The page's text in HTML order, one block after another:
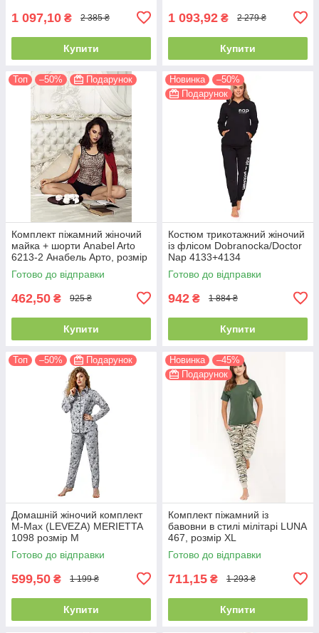
1 097,10 ₴ 2 385 ₴
Купити
1 093,92 ₴ 2 279 ₴
Купити
Топ –50% Подарунок
Комплект піжамний жіночий
майка + шорти Anabel Arto
6213-2 Анабель Арто, розмір
42
Готово до відправки
462,50 ₴ 925 ₴
Купити
Новинка
–50%
Подарунок
Костюм трикотажний жіночий
із флісом Dobranocka/Doctor
Nap 4133+4134
Готово до відправки
942 ₴ 1 884 ₴
Купити
Топ –50% Подарунок
Домашній жіночий комплект
M-Max (LEVEZA) MERIETTA
1098 розмір М
Готово до відправки
599,50 ₴ 1 199 ₴
Купити
Новинка
–45%
Подарунок
Комплект піжамний із
бавовни в стилі мілітарі LUNA
467, розмір XL
Готово до відправки
711,15 ₴ 1 293 ₴
Купити